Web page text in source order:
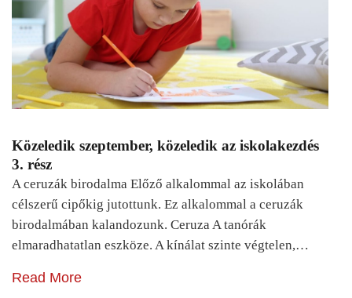
Közeledik szeptember, közeledik az iskolakezdés
3. rész
A ceruzák birodalma Előző alkalommal az iskolában
célszerű cipőkig jutottunk. Ez alkalommal a ceruzák
birodalmában kalandozunk. Ceruza A tanórák
elmaradhatatlan eszköze. A kínálat szinte végtelen,…
Read More